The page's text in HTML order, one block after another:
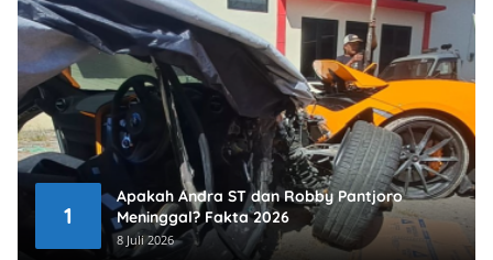
1
Apakah Andra ST dan Robby Pantjoro
Meninggal? Fakta 2026
8 Juli 2026